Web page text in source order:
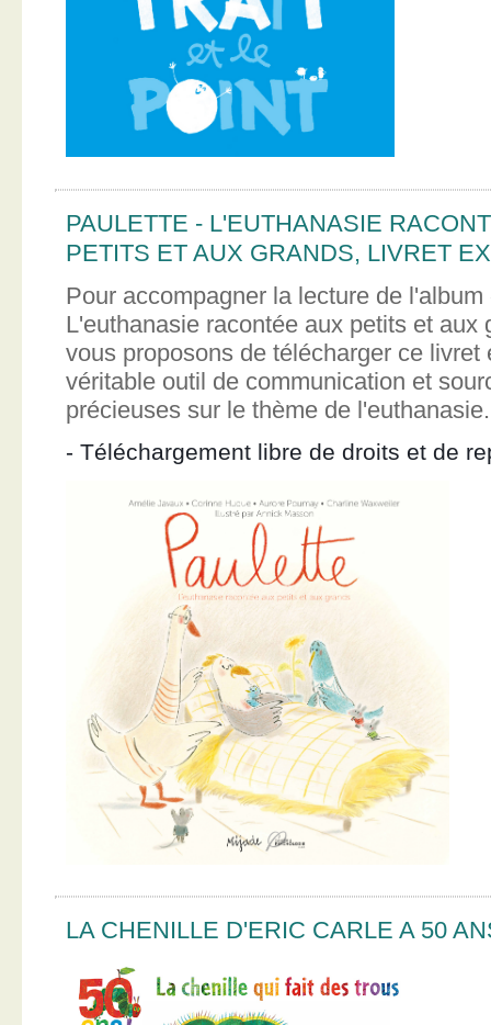
PAULETTE - L'EUTHANASIE
PETITS ET AUX GRANDS, LIVRET
Pour accompagner la lecture de
L'euthanasie racontée aux petits et aux
vous proposons de télécharger ce livret
véritable outil de communication et
précieuses sur le thème de l'euthanasie.
- Téléchargement libre de droits et de
LA CHENILLE D'ERIC CARLE A 50